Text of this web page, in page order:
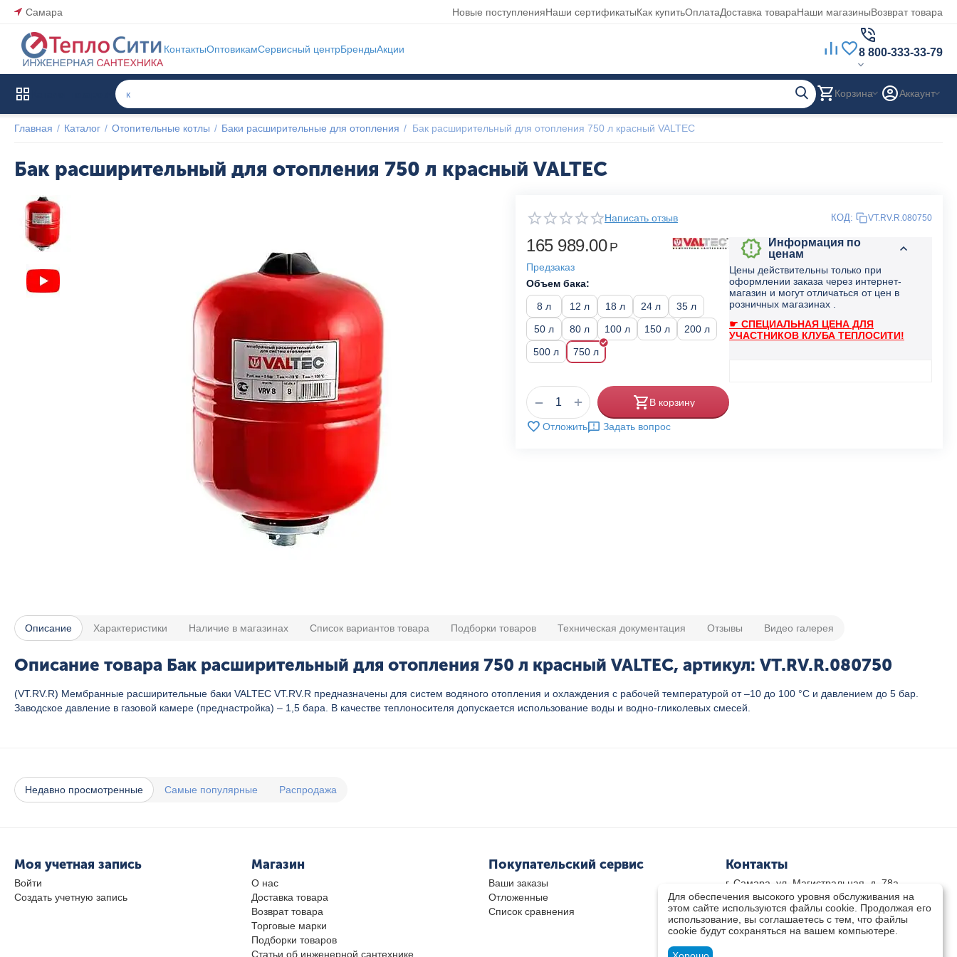
Самара Новые поступленияНаши сертификатыКак купитьОплатаДоставка товараНаши магазиныВозврат товара
КонтактыОптовикамСервисный центрБрендыАкции 8 800-333-33-79
Корзина Аккаунт
Главная / Каталог / Отопительные котлы / Баки расширительные для отопления / Бак расширительный для отопления 750 л красный VALTEC
Бак расширительный для отопления 750 л красный VALTEC
Указана
цена
последней
Написать отзыв КОД: VT.RV.R.080750
165 989.00 Р
Предзаказ
Объем бака:
8 л
12 л 18 л 24 л
35 л
50 л
80 л 100 л 150 л
200 л
500 л
750 л
+
− В корзину
Отложить Задать вопрос
Информация по
ценам
Цены действительны только при
оформлении заказа через интернет-
магазин и могут отличаться от цен в
розничных магазинах .
☛ СПЕЦИАЛЬНАЯ ЦЕНА ДЛЯ
УЧАСТНИКОВ КЛУБА ТЕПЛОСИТИ!
Описание Характеристики Наличие в магазинах Список вариантов товара Подборки товаров Техническая документация Отзывы Видео галерея
Описание товара Бак расширительный для отопления 750 л красный VALTEC, артикул: VT.RV.R.080750
(VT.RV.R) Мембранные расширительные баки VALTEC VT.RV.R предназначены для систем водяного отопления и охлаждения с рабочей температурой от –10 до 100 °С и давлением до 5 бар.
Заводское давление в газовой камере (преднастройка) – 1,5 бара. В качестве теплоносителя допускается использование воды и водно-гликолевых смесей.
Недавно просмотренные Самые популярные Распродажа
Моя учетная запись
Войти
Создать учетную запись
Магазин
О нас
Доставка товара
Возврат товара
Торговые марки
Подборки товаров
Статьи об инженерной сантехнике
Покупательский сервис
Ваши заказы
Отложенные
Список сравнения
Контакты
г. Самара, ул. Магистральная, д. 78а
8 800-333-33-79(звонок бесплатный)
8(846)-211-03-15
Пн-Пт 8.30 - 17.30 Сб 9.00 - 16.00
zakaz@teplocity.com
Для обеспечения высокого уровня обслуживания на
этом сайте используются файлы cookie. Продолжая его
использование, вы соглашаетесь с тем, что файлы
cookie будут сохраняться на вашем компьютере.